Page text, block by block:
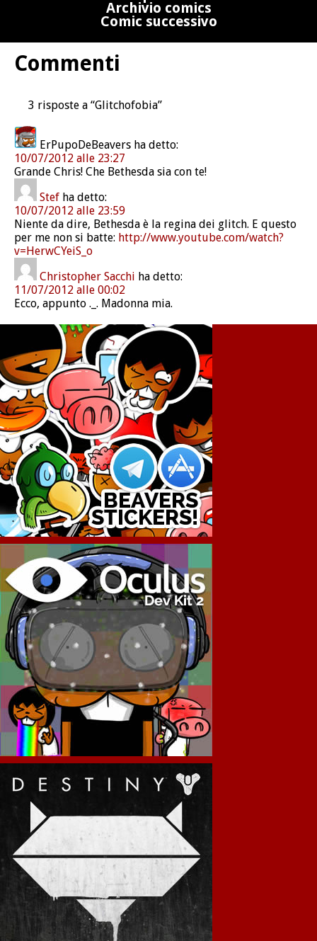
Archivio comics
Comic successivo
Commenti
3 risposte a “Glitchofobia”
ErPupoDeBeavers ha detto:
10/07/2012 alle 23:27
Grande Chris! Che Bethesda sia con te!
Stef ha detto:
10/07/2012 alle 23:59
Niente da dire, Bethesda è la regina dei glitch. E questo
per me non si batte: http://www.youtube.com/watch?
v=HerwCYeiS_o
Christopher Sacchi ha detto:
11/07/2012 alle 00:02
Ecco, appunto ._. Madonna mia.